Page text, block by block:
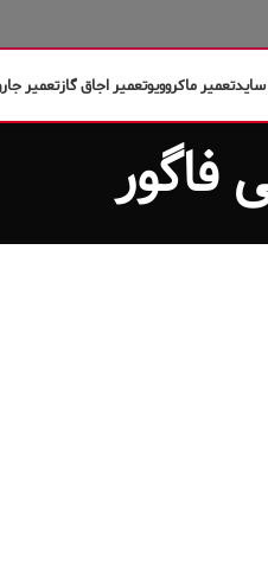
تعمیر ماکروویوتعمیر اجاق گازتعمیر